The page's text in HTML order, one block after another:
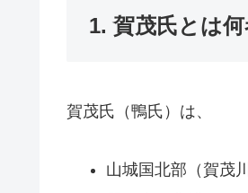
1. 賀茂氏とは何
賀茂氏（鴨氏）は、
山城国北部（賀茂